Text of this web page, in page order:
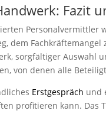
Fazit
Personalvermittler
dem Fachkräftemangel
sorgfältiger Auswahl
von denen alle
Erstgespräch und
profitieren kann. Das